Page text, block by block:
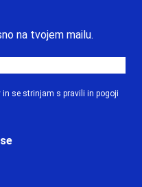
na tvojem mailu.
in se strinjam s pravili in pogoji